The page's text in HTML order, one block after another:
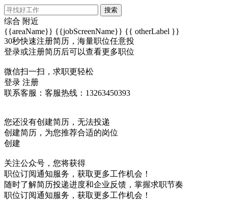
搜索
综合 附近
{{areaName}} {{jobScreenName}} {{ otherLabel }}
30秒快速注册简历，海量职位任意投
登录或注册简历后可以查看更多职位
微信扫一扫，求职更轻松
登录 注册
联系客服：客服热线：13263450393
您还没有创建简历，无法投递
创建简历，为您推荐合适的岗位
创建
关注公众号，您将获得
职位订阅通知服务，获取更多工作机会！
随时了解简历投递进度和企业反馈，掌握求职节奏
职位订阅通知服务，获取更多工作机会！